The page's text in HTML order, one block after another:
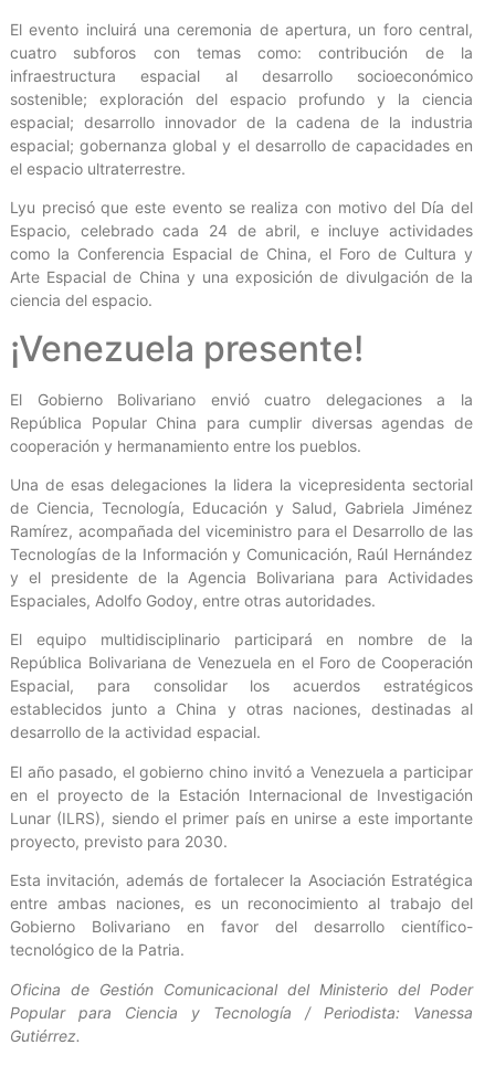
El evento incluirá una ceremonia de apertura, un foro central,
cuatro subforos con temas como: contribución de la
infraestructura espacial al desarrollo socioeconómico
sostenible; exploración del espacio profundo y la ciencia
espacial; desarrollo innovador de la cadena de la industria
espacial; gobernanza global y el desarrollo de capacidades en
el espacio ultraterrestre.
Lyu precisó que este evento se realiza con motivo del Día del
Espacio, celebrado cada 24 de abril, e incluye actividades
como la Conferencia Espacial de China, el Foro de Cultura y
Arte Espacial de China y una exposición de divulgación de la
ciencia del espacio.
¡Venezuela presente!
El Gobierno Bolivariano envió cuatro delegaciones a la
República Popular China para cumplir diversas agendas de
cooperación y hermanamiento entre los pueblos.
Una de esas delegaciones la lidera la vicepresidenta sectorial
de Ciencia, Tecnología, Educación y Salud, Gabriela Jiménez
Ramírez, acompañada del viceministro para el Desarrollo de las
Tecnologías de la Información y Comunicación, Raúl Hernández
y el presidente de la Agencia Bolivariana para Actividades
Espaciales, Adolfo Godoy, entre otras autoridades.
El equipo multidisciplinario participará en nombre de la
República Bolivariana de Venezuela en el Foro de Cooperación
Espacial, para consolidar los acuerdos estratégicos
establecidos junto a China y otras naciones, destinadas al
desarrollo de la actividad espacial.
El año pasado, el gobierno chino invitó a Venezuela a participar
en el proyecto de la Estación Internacional de Investigación
Lunar (ILRS), siendo el primer país en unirse a este importante
proyecto, previsto para 2030.
Esta invitación, además de fortalecer la Asociación Estratégica
entre ambas naciones, es un reconocimiento al trabajo del
Gobierno Bolivariano en favor del desarrollo científico-
tecnológico de la Patria.
Oficina de Gestión Comunicacional del Ministerio del Poder
Popular para Ciencia y Tecnología / Periodista: Vanessa
Gutiérrez.